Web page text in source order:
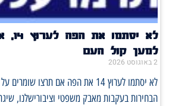
לא
למען קול העם
2 באוגוסט 2026
לא יסתמו לערוץ 14 את הפה אם תרצו
הבחירות בעקבות מאבק משפטי וציבורישלנו,